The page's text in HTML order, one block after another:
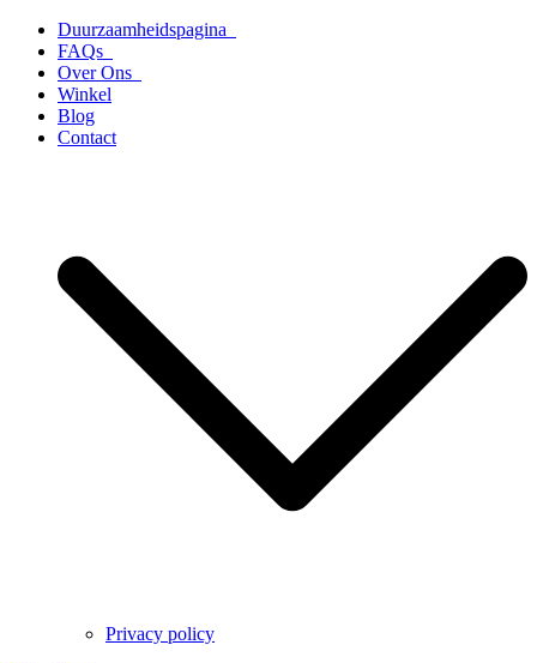
naar
inhoud
Duurzaamheidspagina
FAQs
Over Ons
Winkel
Blog
Contact
Privacy policy